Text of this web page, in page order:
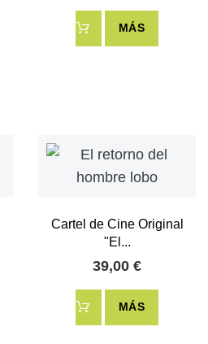
MÁS
Cartel de Cine Original
"El...
39,00 €
MÁS